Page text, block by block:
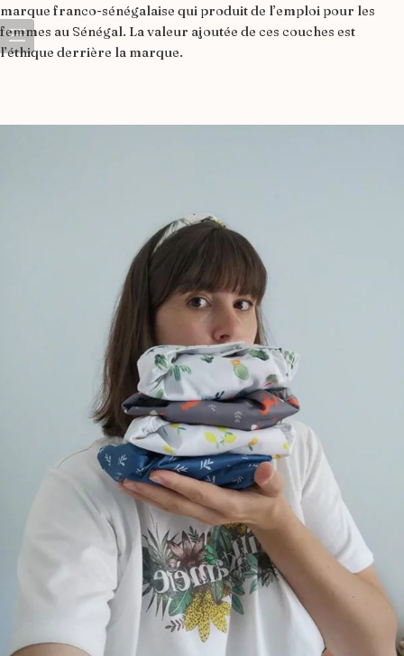
marque franco-sénégalaise qui produit de l’emploi pour les
femmes au Sénégal. La valeur ajoutée de ces couches est
l’éthique derrière la marque.